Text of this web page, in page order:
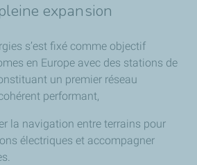
expansion
s’est fixé comme objectif
en Europe avec des stations de
un premier réseau
performant,
la navigation entre terrains pour
électriques et accompagner